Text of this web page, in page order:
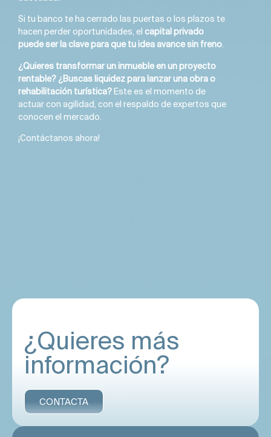
Si tu banco te ha cerrado las puertas o los plazos te
hacen perder oportunidades, el capital privado
puede ser la clave para que tu idea avance sin freno
¿Quieres transformar un inmueble en un proyecto
rentable? ¿Buscas liquidez para lanzar una obra o
rehabilitación turística?Este es el momento de
actuar con agilidad, con el respaldo de expertos que
conocen el mercado.
¡Contáctanos ahora!
¿Quieres más
información?
CONTACTA